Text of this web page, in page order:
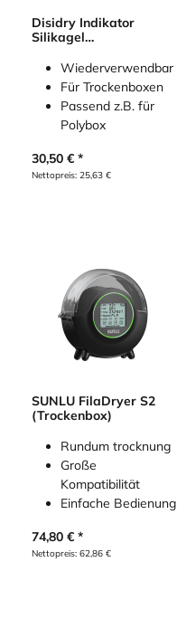
Disidry Indikator
Silikagel
) 1000g Orange
Wiederverwendbar
Für Trockenboxen
Passend z.B. für
Polybox
30,50 €
Nettopreis: 25,63 €
SUNLU FilaDryer S2
(Trockenbox)
Rundum trocknung
Große
Kompatibilität
Einfache Bedienung
74,80 €
Nettopreis: 62,86 €